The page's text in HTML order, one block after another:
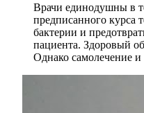
Врачи единодушны в
предписанного курса
бактерии и
пациента. Здоровый
Однако самолечение и